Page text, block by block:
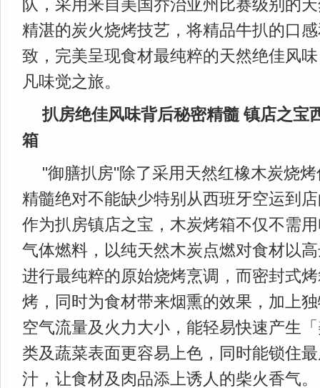
队，采用来自美国乔治亚州比赛级别的
精湛的炭火烧烤技艺，将精品牛扒的口
致，完美呈现食材最纯粹的天然绝佳风
凡味觉之旅。
扒房绝佳风味背后秘密精髓 镇店之宝
箱
"御膳扒房"除了采用天然红橡木炭烧
精髓绝对不能缺少特别从西班牙空运到
作为扒房镇店之宝，木炭烤箱不仅不需
气体燃料，以纯天然木炭点燃对食材以
进行最纯粹的原始烧烤烹调，而密封式
烤，同时为食材带来烟熏的效果，加上
空气流量及火力大小，能轻易快速产生
类及蔬菜表面更容易上色，同时能锁住
汁，让食材及肉品添上诱人的柴火香气。